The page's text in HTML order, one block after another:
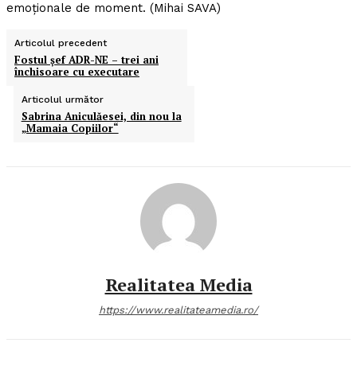
emoţionale de moment. (Mihai SAVA)
Articolul precedent
Fostul şef ADR-NE – trei ani
închisoare cu executare
Articolul următor
Sabrina Aniculăesei, din nou la
„Mamaia Copiilor“
Realitatea Media
https://www.realitateamedia.ro/